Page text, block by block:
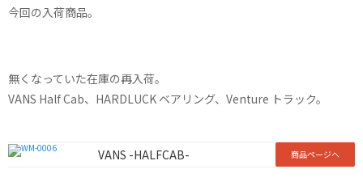
今回の入荷商品。
無くなっていた在庫の再入荷。
VANS Half Cab、HARDLUCK ベアリング、Venture トラック。
VANS -HALFCAB- 商品ページへ